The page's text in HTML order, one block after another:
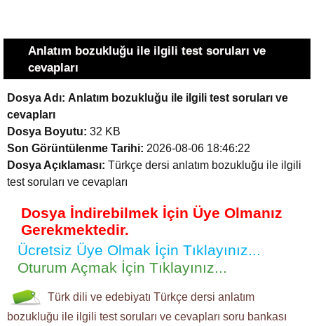
Anlatım bozukluğu ile ilgili test soruları ve
cevapları
Dosya Adı: Anlatım bozukluğu ile ilgili test soruları ve
cevapları
Dosya Boyutu: 32 KB
Son Görüntülenme Tarihi: 2026-08-06 18:46:22
Dosya Açıklaması: Türkçe dersi anlatım bozukluğu ile ilgili
test soruları ve cevapları
Dosya İndirebilmek İçin Üye Olmanız
Gerekmektedir.
Ücretsiz Üye Olmak İçin Tıklayınız...
Oturum Açmak İçin Tıklayınız...
Türk dili ve edebiyatı Türkçe dersi anlatım
bozukluğu ile ilgili test soruları ve cevapları soru bankası